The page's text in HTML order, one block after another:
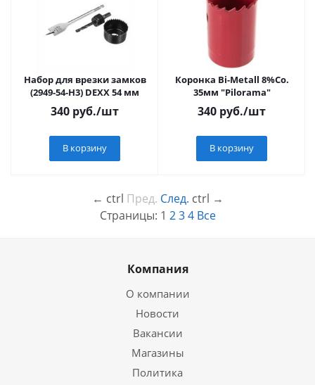
Набор для врезки замков
(2949-54-H3) DEXX 54 мм
340 руб./шт
В корзину
Коронка Bi-Metall 8%Co.
35мм "Pilorama"
340 руб./шт
В корзину
← ctrl Пред. След. ctrl →
Страницы: 1 2 3 4 Все
Компания
О компании
Новости
Вакансии
Магазины
Политика